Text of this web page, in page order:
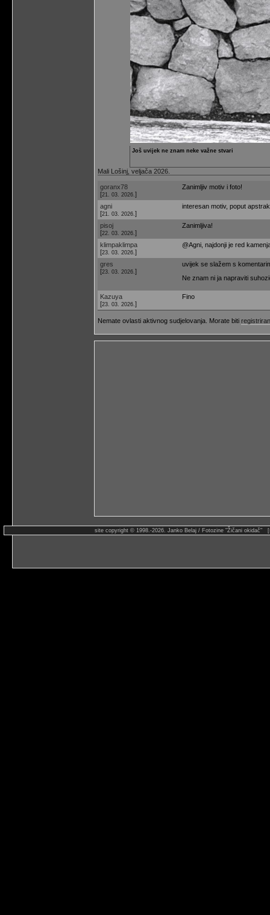
Još uvijek ne znam neke važne stvari
Mali Lošinj, veljača 2026.
goranx78
[21. 03. 2026. ]
Zanimljiv motiv i foto!
agni
[21. 03. 2026. ]
interesan motiv, poput
pisoj
[22. 03. 2026. ]
Zanimljiva!
klimpaklimpa
[23. 03. 2026. ]
@Agni, najdonji je red
gres
[23. 03. 2026. ]
uvijek se slažem s
Ne znam ni ja napraviti
Kazuya
[23. 03. 2026. ]
Fino
Nemate ovlasti aktivnog sudjelovanja. Morate biti
site copyright © 1998.-2026. Janko Belaj / Fotozine "Žičani okidač"